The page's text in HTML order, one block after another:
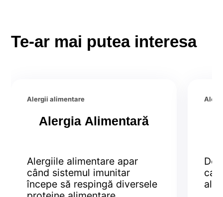
Te-ar mai putea interesa
Alergii alimentare
Alergia Alimentară
Alergiile alimentare apar
când sistemul imunitar
începe să respingă diversele